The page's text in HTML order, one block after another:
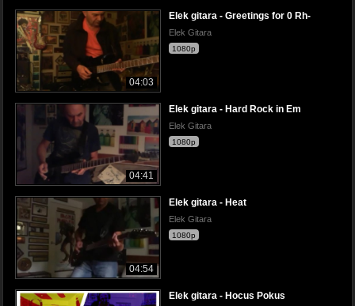
04:03
Elek gitara - Greetings for 0 Rh-
Elek Gitara
1080p
04:41
Elek gitara - Hard Rock in Em
Elek Gitara
1080p
04:54
Elek gitara - Heat
Elek Gitara
1080p
Elek gitara - Hocus Pokus